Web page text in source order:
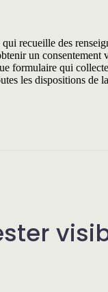
recueille des
un
formulaire qui
les dispositions